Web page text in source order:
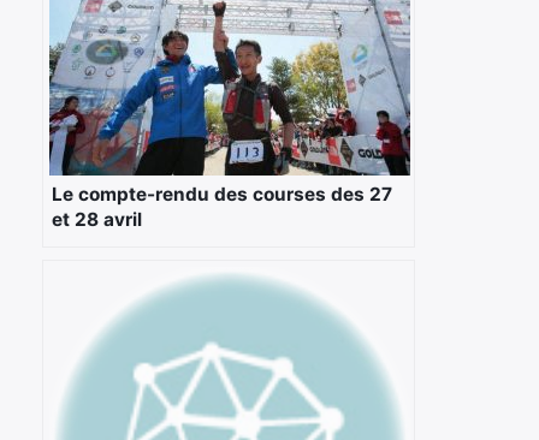
Le compte-rendu des courses des 27
et 28 avril